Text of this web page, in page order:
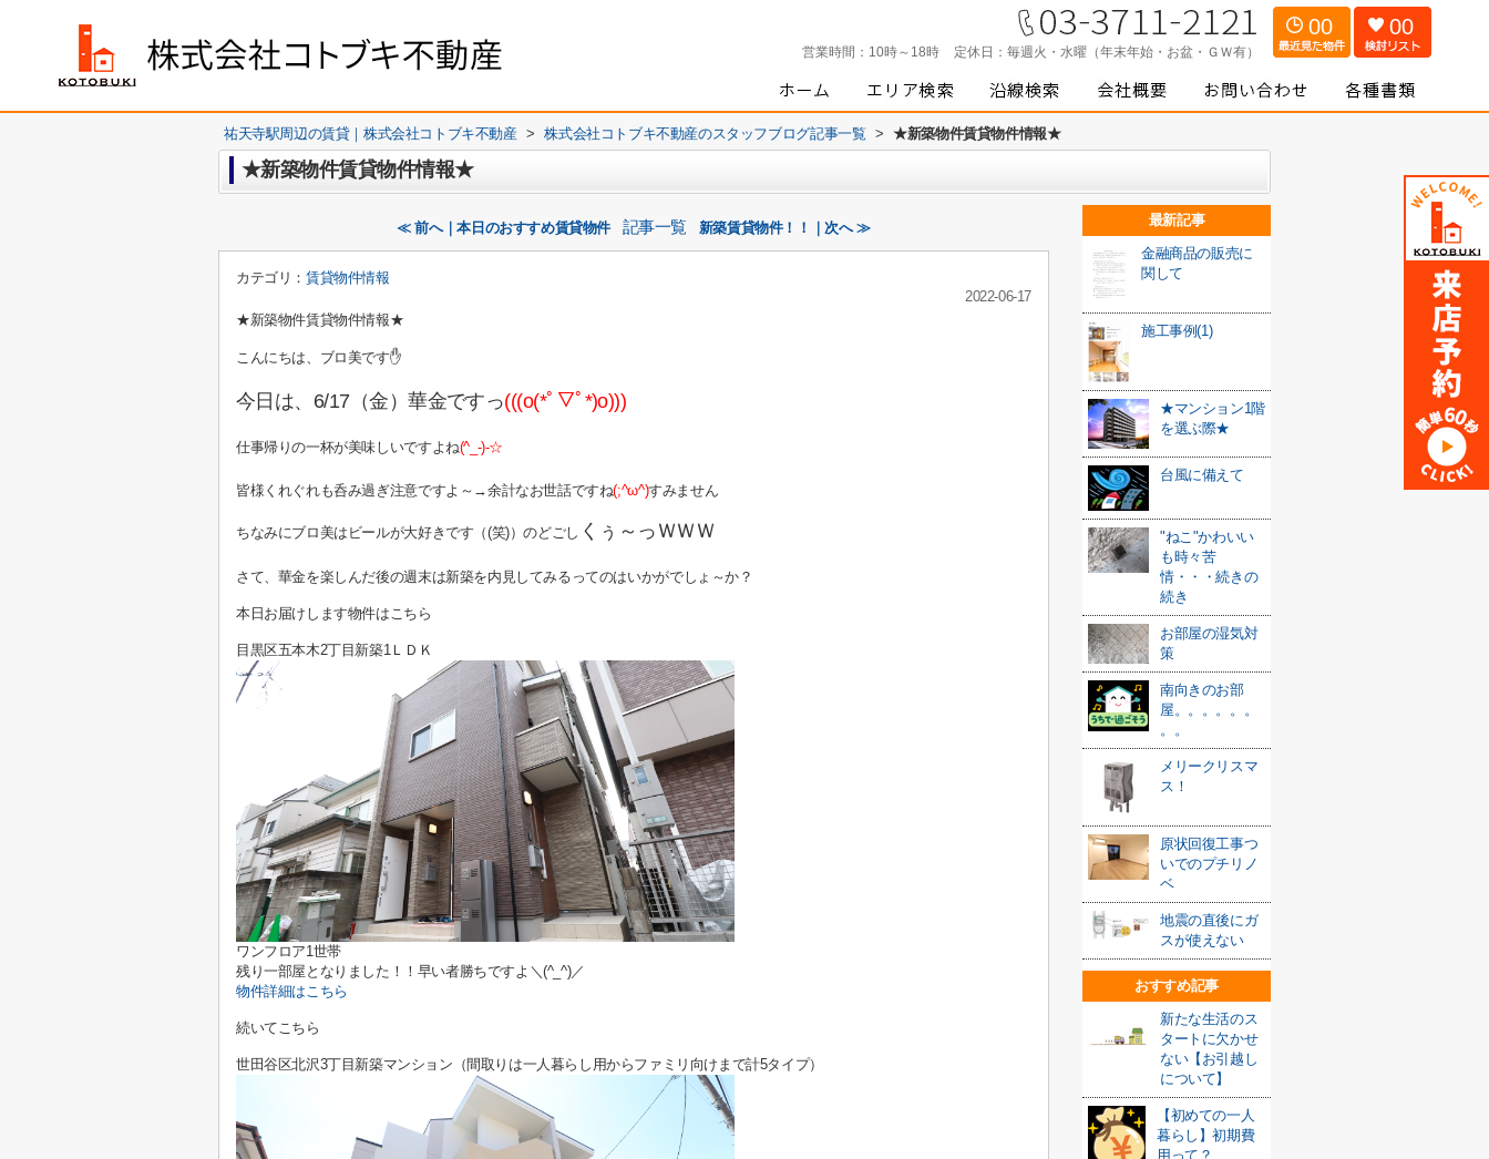
営業時間： 10時～18時 定休日： 毎週火・水曜（年末年始・お盆・ＧＷ有）
00 00
祐天寺駅周辺の賃貸｜株式会社コトブキ不動産 > 株式会社コトブキ不動産のスタッフブログ記事一覧 > ★新築物件賃貸物件情報★
★新築物件賃貸物件情報★
≪ 前へ｜本日のおすすめ賃貸物件 記事一覧 新築賃貸物件！！｜次へ ≫
カテゴリ：賃貸物件情報
2022-06-17
★新築物件賃貸物件情報★
こんにちは、ブロ美です✋
今日は、6/17（金）華金ですっ(((o(*ﾟ▽ﾟ*)o)))
仕事帰りの一杯が美味しいですよね(^_-)-☆
皆様くれぐれも呑み過ぎ注意ですよ～→余計なお世話ですね(;^ω^)すみません
ちなみにブロ美はビールが大好きです（(笑)）のどごし くぅ～っＷＷＷ
さて、華金を楽しんだ後の週末は新築を内見してみるってのはいかがでしょ～か？
本日お届けします物件はこちら
目黒区五本木2丁目新築1ＬＤＫ
ワンフロア1世帯
残り一部屋となりました！！早い者勝ちですよ＼(^_^)／
物件詳細はこちら
続いてこちら
世田谷区北沢3丁目新築マンション（間取りは一人暮らし用からファミリ向けまで計5タイプ）
最新記事
金融商品の販売に
関して
施工事例(1)
★マンション1階
を選ぶ際★
台風に備えて
"ねこ"かわいい
も時々苦
情・・・続きの
続き
お部屋の湿気対
策
南向きのお部
屋。。。。。。
。。
メリークリスマ
ス！
原状回復工事つ
いでのプチリノ
ベ
地震の直後にガ
スが使えない
おすすめ記事
新たな生活のス
タートに欠かせ
ない【お引越し
について】
【初めての一人
暮らし】初期費
用って？